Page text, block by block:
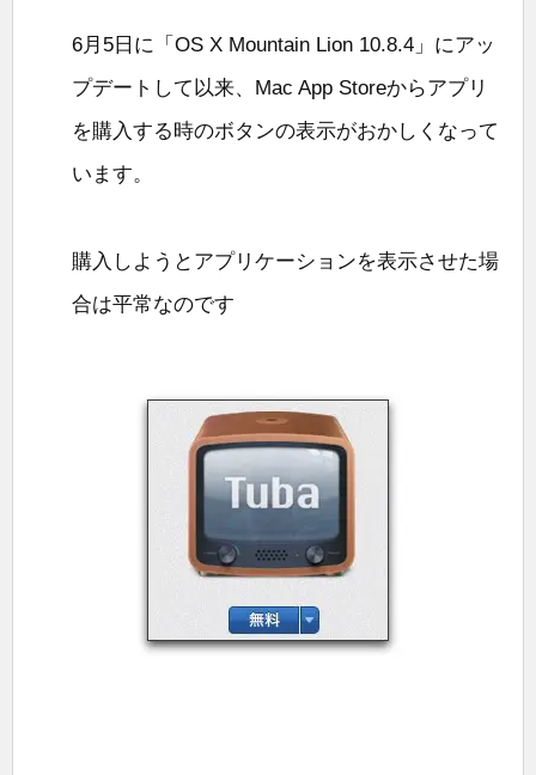
6月5日に「OS X Mountain Lion 10.8.4」にアッ
プデートして以来、Mac App Storeからアプリ
を購入する時のボタンの表示がおかしくなって
います。
購入しようとアプリケーションを表示させた場
合は平常なのです